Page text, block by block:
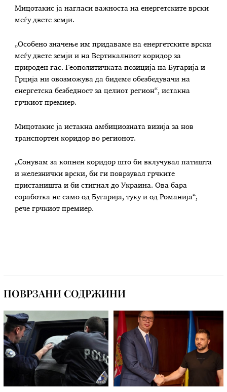
Мицотакис ја нагласи важноста на енергетските врски
меѓу двете земји.
„Особено значење им придаваме на енергетските врски
меѓу двете земји и на Вертикалниот коридор за
природен гас. Геополитичката позиција на Бугарија и
Грција ни овозможува да бидеме обезбедувачи на
енергетска безбедност за целиот регион“, истакна
грчкиот премиер.
Мицотакис ја истакна амбициозната визија за нов
транспортен коридор во регионот.
„Сонувам за копнен коридор што би вклучувал патишта
и железнички врски, би ги поврзувал грчките
пристаништа и би стигнал до Украина. Ова бара
соработка не само од Бугарија, туку и од Романија“,
рече грчкиот премиер.
ПОВРЗАНИ СОДРЖИНИ